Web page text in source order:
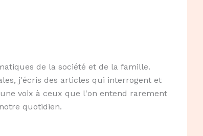
de la société et de la famille.
j'écris des articles qui interrogent et
voix à ceux que l'on entend rarement
quotidien.